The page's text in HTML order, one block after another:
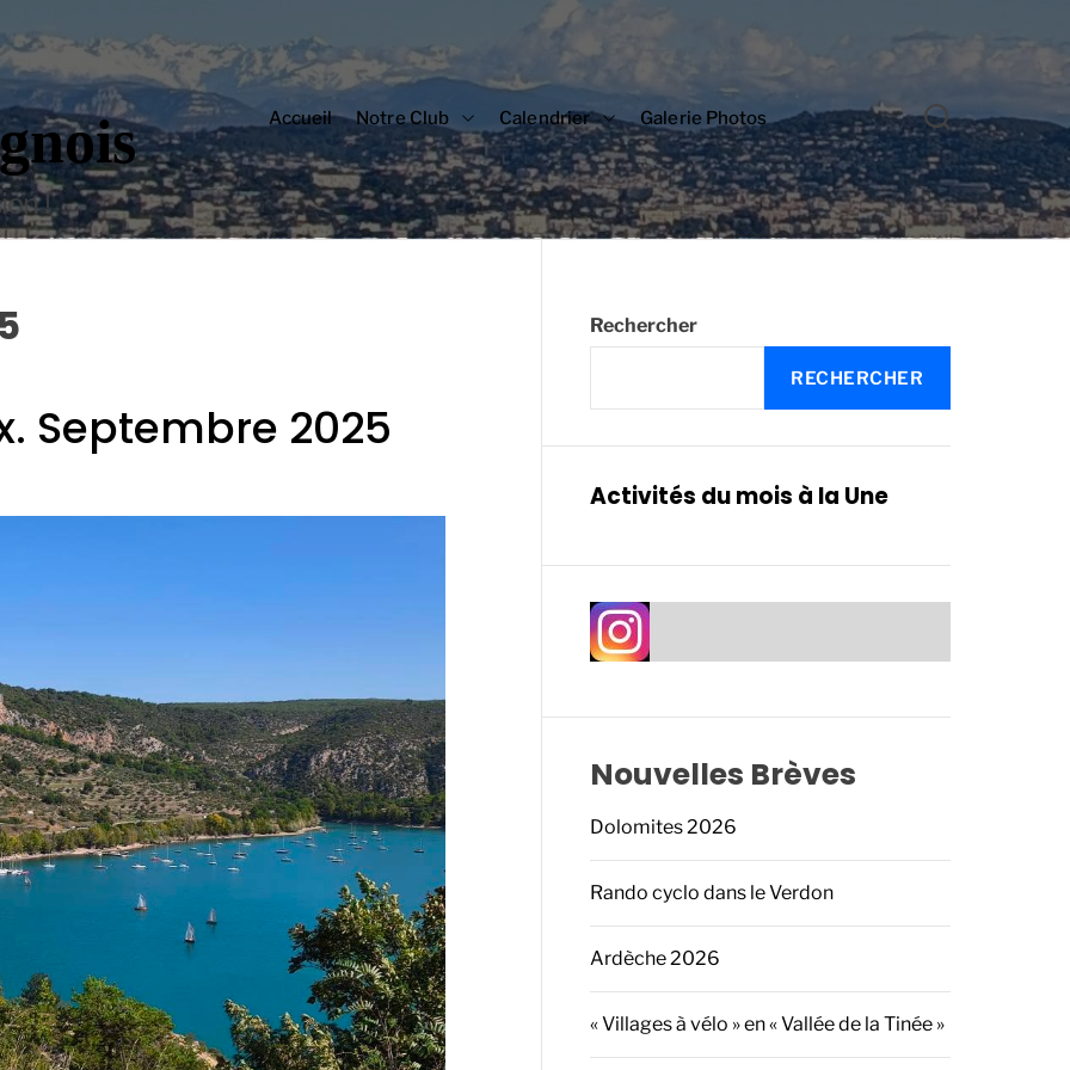
!
Accueil Notre Club Calendrier Galerie Photos
S
E
A
R
C
H
Septembre 2025
Rechercher
RECHERCHER
Activités du mois à la Une
Nouvelles Brèves
Dolomites 2026
Rando cyclo dans le Verdon
Ardèche 2026
« Villages à vélo » en « Vallée de la Tinée »